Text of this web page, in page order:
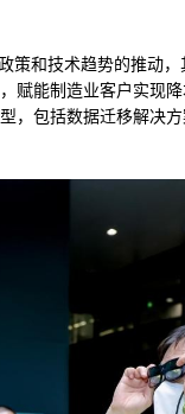
策和技术趋势的推动
赋能制造业客户实现
，包括数据迁移解决